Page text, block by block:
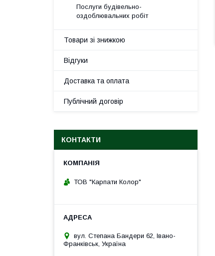
Послуги будівельно-
оздоблювальних робіт
Товари зі знижкою
Відгуки
Доставка та оплата
Публічний договір
КОНТАКТИ
ТОВ "Карпати Колор"
вул. Степана Бандери 62, Івано-
Франківськ, Україна